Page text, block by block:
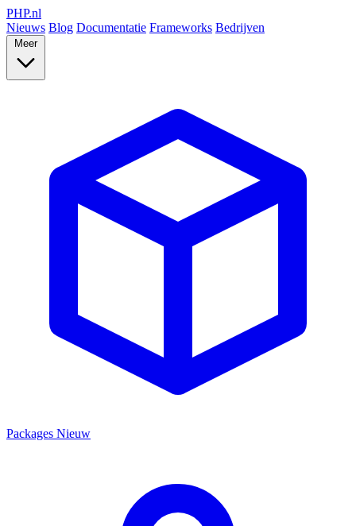
PHP.nl
Nieuws Blog Documentatie Frameworks Bedrijven
Meer
Packages Nieuw